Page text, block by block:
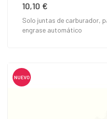
Precio
10,10 €
Solo juntas de carburador,
engrase automático
NUEVO